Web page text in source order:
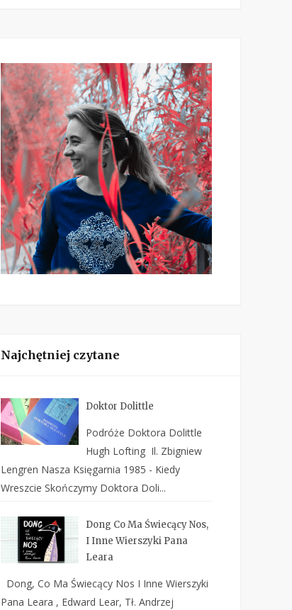
Najchętniej czytane
Doktor Dolittle
Podróże Doktora Dolittle
Hugh Lofting Il. Zbigniew
Lengren Nasza Księgarnia 1985 - Kiedy
Wreszcie Skończymy Doktora Doli...
Dong Co Ma Świecący Nos,
I Inne Wierszyki Pana
Leara
Dong, Co Ma Świecący Nos I Inne Wierszyki
Pana Leara , Edward Lear, Tł. Andrzej